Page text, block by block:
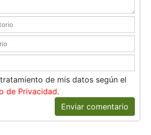
de mis datos según el
de Privacidad.
Enviar comentario